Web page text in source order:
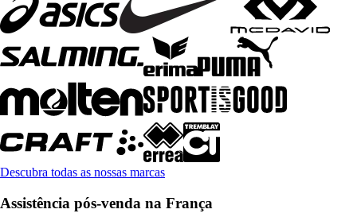
Descubra todas as nossas marcas
Assistência pós-venda na França